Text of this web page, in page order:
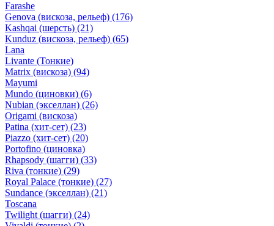
Farashe
Genova (вискоза, рельеф) (176)
Kashqai (шерсть) (21)
Kunduz (вискоза, рельеф) (65)
Lana
Livante (Тонкие)
Matrix (вискоза) (94)
Mayumi
Mundo (циновки) (6)
Nubian (экселлан) (26)
Origami (вискоза)
Patina (хит-сет) (23)
Piazzo (хит-сет) (20)
Portofino (циновка)
Rhapsody (шагги) (33)
Riva (тонкие) (29)
Royal Palace (тонкие) (27)
Sundance (экселлан) (21)
Toscana
Twilight (шагги) (24)